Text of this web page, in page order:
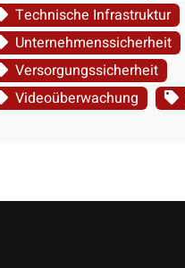
Technische Infrastruktur
Unternehmenssicherheit
Versorgungssicherheit
Videoüberwachung